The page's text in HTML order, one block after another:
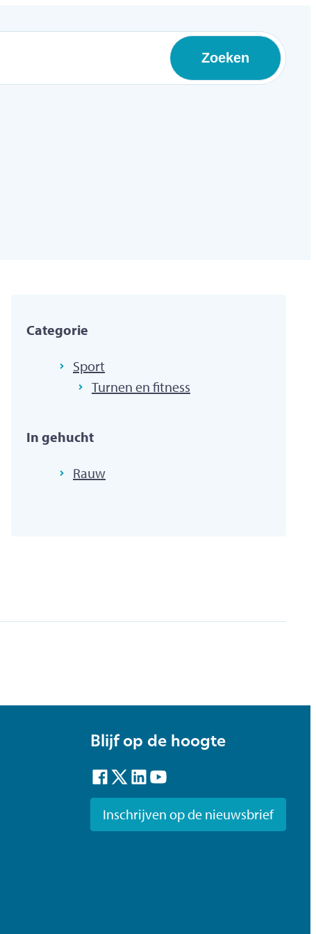
Zoeken
Categorie
Sport
Turnen en fitness
In gehucht
Rauw
Blijf op de hoogte
Facebook
TwitterLinkedInYouTube
Inschrijven op de nieuwsbrief